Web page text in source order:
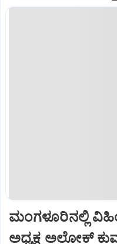
ಮಂಗಳೂರಿನಲ್ಲಿ
ಅಧ್ಯಕ್ಷ ಅಲೋಕ್